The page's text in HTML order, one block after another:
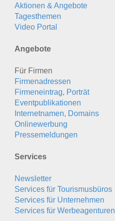
Aktionen & Angebote
Tagesthemen
Video Portal
Angebote
Für Firmen
Firmenadressen
Firmeneintrag, Porträt
Eventpublikationen
Internetnamen, Domains
Onlinewerbung
Pressemeldungen
Services
Newsletter
Services für Tourismusbüros
Services für Unternehmen
Services für Werbeagenturen